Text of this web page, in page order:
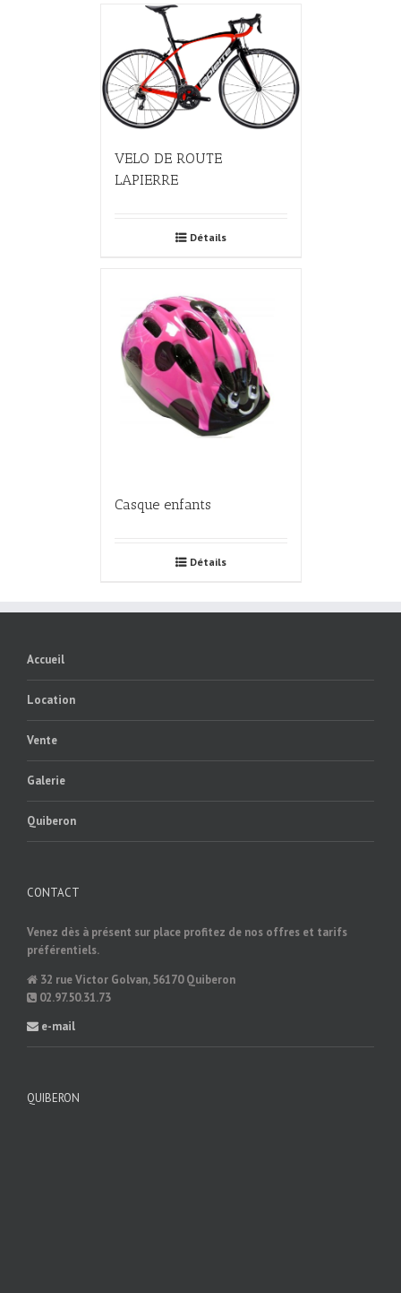
VELO DE ROUTE
LAPIERRE
Détails
Casque enfants
Détails
Accueil
Location
Vente
Galerie
Quiberon
CONTACT
Venez dès à présent sur place profitez de nos offres et tarifs
préférentiels.
32 rue Victor Golvan, 56170 Quiberon
02.97.50.31.73
e-mail
QUIBERON